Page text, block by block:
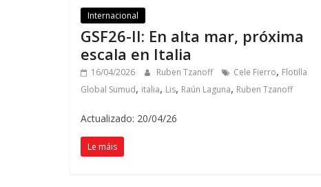
Internacional
GSF26-II: En alta mar, próxima
escala en Italia
16/04/2026 Ruben Tzanoff Cele Fierro, Flotilla
Global Sumud, italia, Lis, Raún Laguna, Ruben Tzanoff
Actualizado: 20/04/26
Le máis